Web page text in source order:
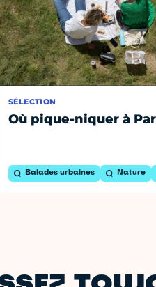
SÉLECTION
Où pique-niquer à
Balades urbaines Nature